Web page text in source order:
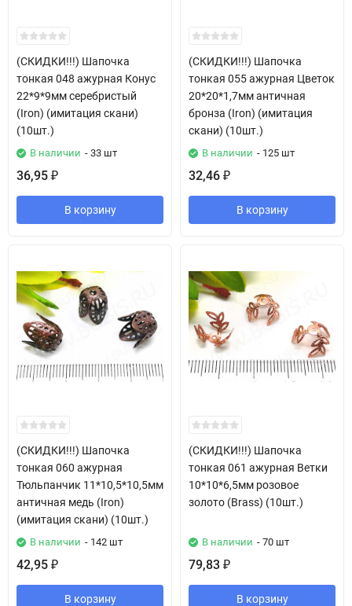
(СКИДКИ!!!) Шапочка
тонкая 048 ажурная Конус
22*9*9мм серебристый
(Iron) (имитация скани)
(10шт.)
В наличии - 33 шт
36,95 ₽
В корзину
(СКИДКИ!!!) Шапочка
тонкая 055 ажурная Цветок
20*20*1,7мм античная
бронза (Iron) (имитация
скани) (10шт.)
В наличии - 125 шт
32,46 ₽
В корзину
(СКИДКИ!!!) Шапочка
тонкая 060 ажурная
Тюльпанчик 11*10,5*10,5мм
античная медь (Iron)
(имитация скани) (10шт.)
В наличии - 142 шт
42,95 ₽
В корзину
(СКИДКИ!!!) Шапочка
тонкая 061 ажурная Ветки
10*10*6,5мм розовое
золото (Brass) (10шт.)
В наличии - 70 шт
79,83 ₽
В корзину